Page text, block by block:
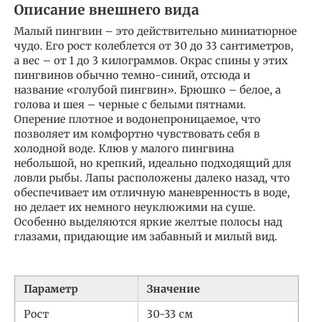
Описание внешнего вида
Малый пингвин – это действительно миниатюрное
чудо. Его рост колеблется от 30 до 33 сантиметров,
а вес – от 1 до 3 килограммов. Окрас спины у этих
пингвинов обычно темно-синий, отсюда и
название «голубой пингвин». Брюшко – белое, а
голова и шея – черные с белыми пятнами.
Оперение плотное и водонепроницаемое, что
позволяет им комфортно чувствовать себя в
холодной воде. Клюв у малого пингвина
небольшой, но крепкий, идеально подходящий для
ловли рыбы. Лапы расположены далеко назад, что
обеспечивает им отличную маневренность в воде,
но делает их немного неуклюжими на суше.
Особенно выделяются яркие желтые полосы над
глазами, придающие им забавный и милый вид.
Параметр
Значение
Рост
30-33 см